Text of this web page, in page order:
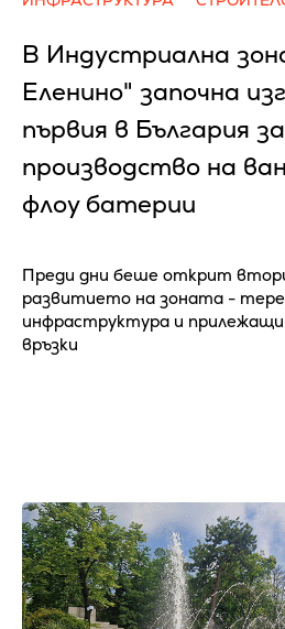
В Индустриална
Еленино" започна
първия в България
производство на
флоу батерии
Преди дни беше открит
развитието на зоната -
инфраструктура и
връзки